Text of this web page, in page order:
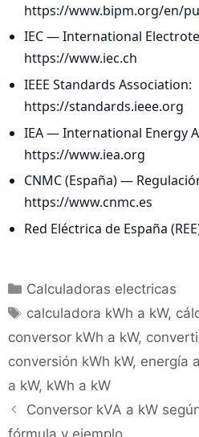
https://www.bipm.org/en/
IEC — International
https://www.iec.ch
IEEE Standards Association:
https://standards.ieee.org
IEA — International Energy
https://www.iea.org
CNMC (España) —
https://www.cnmc.es
Red Eléctrica de España
Categorías
Calculadoras electricas
Etiquetas
calculadora kWh a kW,
conversor kWh a kW,
conversión kWh kW, energía
a kW, kWh a kW
Conversor kVA a kW
fórmula y ejemplo